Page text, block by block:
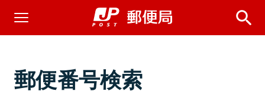
郵便番号検索